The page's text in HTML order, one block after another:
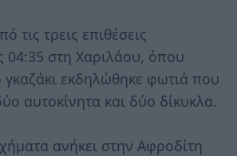
τις τρεις επιθέσεις
04:35 στη Χαριλάου, όπου
εκδηλώθηκε φωτιά που
αυτοκίνητα και δύο δίκυκλα.
ανήκει στην Αφροδίτη